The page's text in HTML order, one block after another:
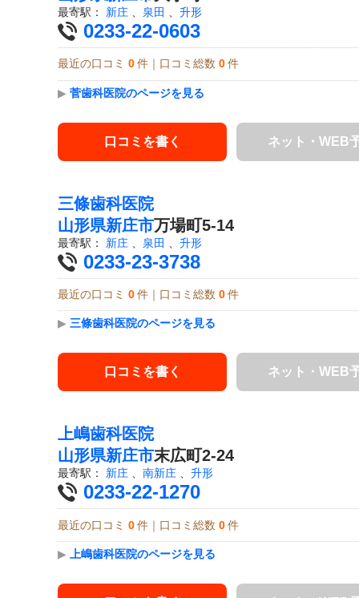
最寄駅： 新庄 泉田 升形
0233-22-0603
最近の口コミ 0 件｜口コミ総数 0 件
▶ 菅歯科医院のページを見る
口コミを書く ネット・WEB
三條歯科医院
山形県新庄市万場町5-14
最寄駅： 新庄 泉田 升形
0233-23-3738
最近の口コミ 0 件｜口コミ総数 0 件
▶ 三條歯科医院のページを見る
口コミを書く ネット・WEB
上嶋歯科医院
山形県新庄市末広町2-24
最寄駅： 新庄 、 南新庄 、 升形
0233-22-1270
最近の口コミ 0 件｜口コミ総数 0 件
▶ 上嶋歯科医院のページを見る